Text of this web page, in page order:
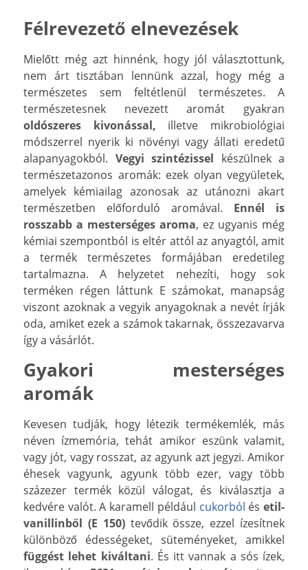
Félrevezető elnevezések
Mielőtt még azt hinnénk, hogy jól választottunk,
nem árt tisztában lennünk azzal, hogy még a
természetes sem feltétlenül természetes. A
természetesnek nevezett aromát gyakran
oldószeres kivonással, illetve mikrobiológiai
módszerrel nyerik ki növényi vagy állati eredetű
alapanyagokból. Vegyi szintézissel készülnek a
természetazonos aromák: ezek olyan vegyületek,
amelyek kémiailag azonosak az utánozni akart
természetben előforduló aromával. Ennél is
rosszabb a mesterséges aroma, ez ugyanis még
kémiai szempontból is eltér attól az anyagtól, amit
a termék természetes formájában eredetileg
tartalmazna. A helyzetet nehezíti, hogy sok
terméken régen láttunk E számokat, manapság
viszont azoknak a vegyik anyagoknak a nevét írják
oda, amiket ezek a számok takarnak, összezavarva
így a vásárlót.
Gyakori mesterséges
aromák
Kevesen tudják, hogy létezik termékemlék, más
néven ízmemória, tehát amikor eszünk valamit,
vagy jót, vagy rosszat, az agyunk azt jegyzi. Amikor
éhesek vagyunk, agyunk több ezer, vagy több
százezer termék közül válogat, és kiválasztja a
kedvére valót. A karamell például cukorból ésetil-
vanillinből (E 150)tevődik össze, ezzel ízesítnek
különböző édességeket, süteményeket, amikkel
függést lehet kiváltani. És itt vannak a sós ízek,